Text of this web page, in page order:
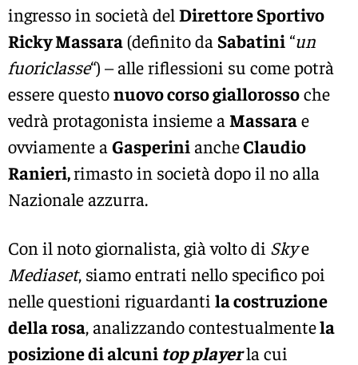
ingresso in società del Direttore Sportivo
Ricky Massara(definito da Sabatini “un
fuoriclasse“) – alle riflessioni su come potrà
essere questonuovo corso giallorossoche
vedrà protagonista insieme a Massarae
ovviamente a GasperiniancheClaudio
Ranieri,rimasto in società dopo il no alla
Nazionale azzurra.
Con il noto giornalista, già volto di Skye
Mediaset, siamo entrati nello specifico poi
nelle questioni riguardanti la costruzione
della rosa, analizzando contestualmentela
posizione di alcuni top playerla cui